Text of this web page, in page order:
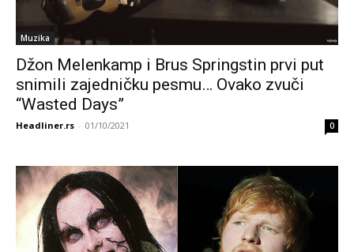
Muzika
Džon Melenkamp i Brus Springstin prvi put
snimili zajedničku pesmu… Ovako zvuči
“Wasted Days”
Headliner.rs - 01/10/2021 0